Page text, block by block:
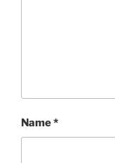
Name*